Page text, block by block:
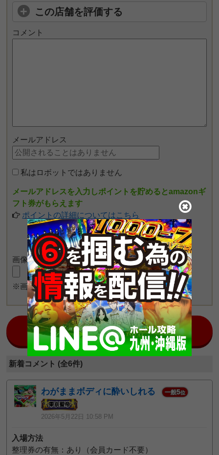
この店舗を評価する
コメント
メールアドレス
私はロボットではありません
メールアドレスを入力しポイントを貯めるとamazonギ
フト券がもらえます
ポイントの詳細についてはこちら
画像をアップロード
※画像長押しで一度に4枚まで投稿可能
日本最大のスロット情報コミュニティ！
みんチャット九州南版
新着コメント (全6件)
わがままボディに酔いしれる 一般5位
2026年5月22日 10:58 PM
入場方法
整理券の有無：あり（会員カード不要）